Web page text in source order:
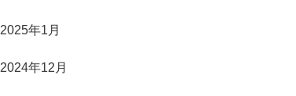
2025年1月
2024年12月